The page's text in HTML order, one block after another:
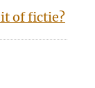
of fictie?